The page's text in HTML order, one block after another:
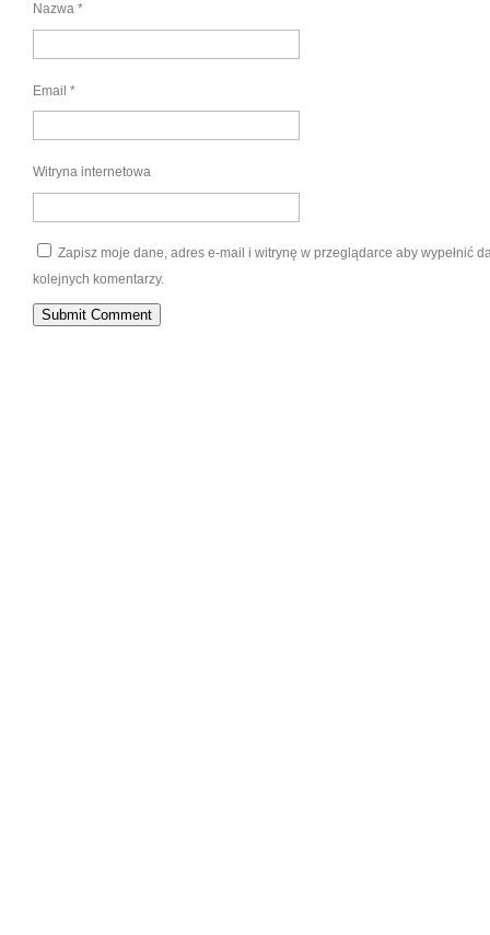
Nazwa *
Email *
Witryna internetowa
Zapisz moje dane, adres e-mail i witrynę w przeglądarce aby wypełnić
kolejnych komentarzy.